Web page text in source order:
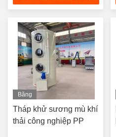
Băng
hình
Tháp khử sương mù khí
thải công nghiệp PP